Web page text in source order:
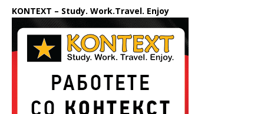
KONTEXT – Study. Work.Travel. Enjoy